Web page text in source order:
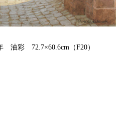
油彩 72.7×60.6cm（F20）